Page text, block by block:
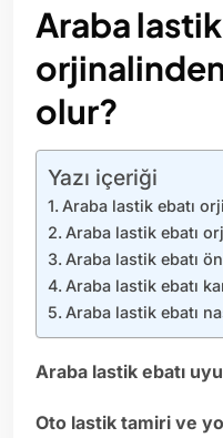
Araba
olur?
Yazı içeriği
Araba lastik ebatı
Araba lastik ebatı
Araba lastik ebatı
Araba lastik ebatı
Araba lastik ebatı
Araba lastik ebatı
Oto lastik tamiri ve